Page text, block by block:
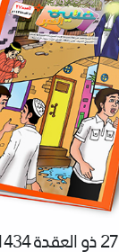
27 ذو العقدة 1434 هـ